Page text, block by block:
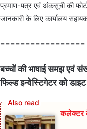
प्रमाण-पत्र एवं अंकसूची की
जानकारी के लिए कार्यालय
=================
बच्चों की भाषाई समझ एवं
फिल्ड इन्वेस्टिगेटर को डाइट
कलेक्टर के